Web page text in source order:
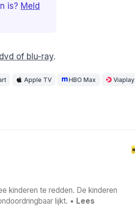
is? Meld
of blu-ray.
Apple TV HBO Max Viaplay
kinderen te redden. De kinderen
lijkt. • Lees